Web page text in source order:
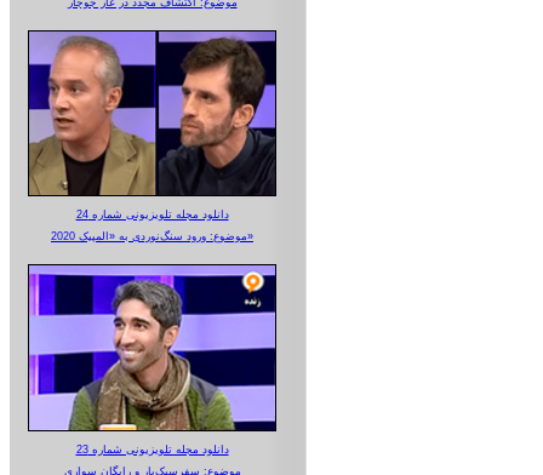
دانلود مجله تلویزیونی شماره 24
موضوع: ورود سنگ‌نوردی به «المپیک 2020»
دانلود مجله تلویزیونی شماره 23
موضوع: سفرسبک‌بار و رایگان سواری